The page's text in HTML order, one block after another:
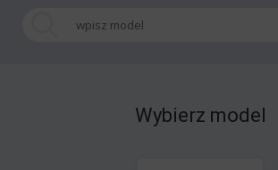
Wybierz model